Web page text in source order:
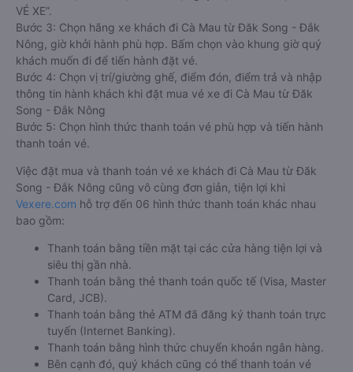
VÉ XE”.
Bước 3: Chọn hãng xe khách đi Cà Mau từ Đăk Song - Đắk
Nông, giờ khởi hành phù hợp. Bấm chọn vào khung giờ quý
khách muốn đi để tiến hành đặt vé.
Bước 4: Chọn vị trí/giường ghế, điểm đón, điểm trả và nhập
thông tin hành khách khi đặt mua vé xe đi Cà Mau từ Đăk
Song - Đắk Nông
Bước 5: Chọn hình thức thanh toán vé phù hợp và tiến hành
thanh toán vé.
Việc đặt mua và thanh toán vé xe khách đi Cà Mau từ Đăk
Song - Đắk Nông cũng vô cùng đơn giản, tiện lợi khi
Vexere.com hỗ trợ đến 06 hình thức thanh toán khác nhau
bao gồm:
Thanh toán bằng tiền mặt tại các cửa hàng tiện lợi và
siêu thị gần nhà.
Thanh toán bằng thẻ thanh toán quốc tế (Visa, Master
Card, JCB).
Thanh toán bằng thẻ ATM đã đăng ký thanh toán trực
tuyến (Internet Banking).
Thanh toán bằng hình thức chuyển khoản ngân hàng.
Bên cạnh đó, quý khách cũng có thể thanh toán vé